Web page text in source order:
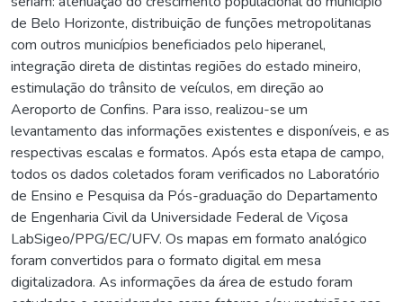
de Belo Horizonte, distribuição de funções metropolitanas
com outros municípios beneficiados pelo hiperanel,
integração direta de distintas regiões do estado mineiro,
estimulação do trânsito de veículos, em direção ao
Aeroporto de Confins. Para isso, realizou-se um
levantamento das informações existentes e disponíveis, e as
respectivas escalas e formatos. Após esta etapa de campo,
todos os dados coletados foram verificados no Laboratório
de Ensino e Pesquisa da Pós-graduação do Departamento
de Engenharia Civil da Universidade Federal de Viçosa
LabSigeo/PPG/EC/UFV. Os mapas em formato analógico
foram convertidos para o formato digital em mesa
digitalizadora. As informações da área de estudo foram